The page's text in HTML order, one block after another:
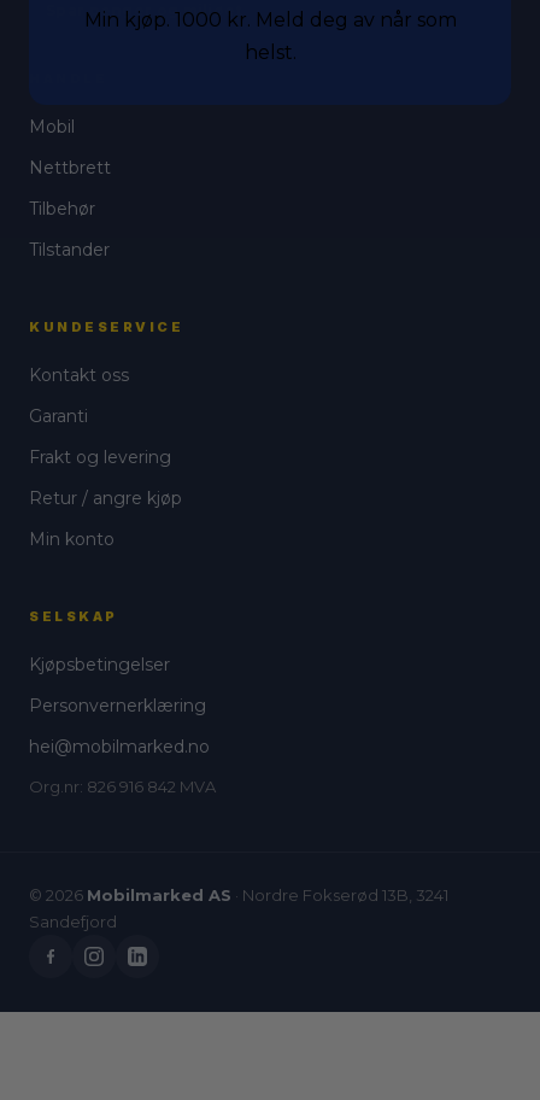
Spar penger og miljøet
Mobil
Nettbrett
Tilbehør
Tilstander
KUNDESERVICE
Kontakt oss
Garanti
Frakt og levering
Retur / angre kjøp
Min konto
SELSKAP
Kjøpsbetingelser
Personvernerklæring
hei@mobilmarked.no
Org.nr: 826 916 842 MVA
© 2026 Mobilmarked AS · Nordre Fokserød 13B, 3241
Sandefjord
Min kjøp. 1000 kr. Meld deg av når som
helst.